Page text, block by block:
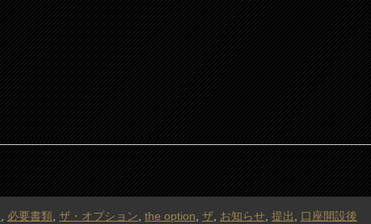
必要書類 ザ・オプション the option ザ お知らせ 提出 口座開設後